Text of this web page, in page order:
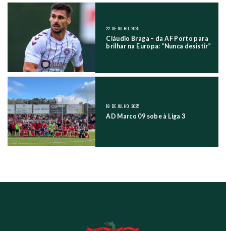
NAVEGAÇÃO NOS POSTS
22 DE JULHO, 2025
Cláudio Braga – da AF Porto para
brilhar na Europa: “Nunca desistir”
18 DE JULHO, 2025
AD Marco 09 sobe à Liga 3